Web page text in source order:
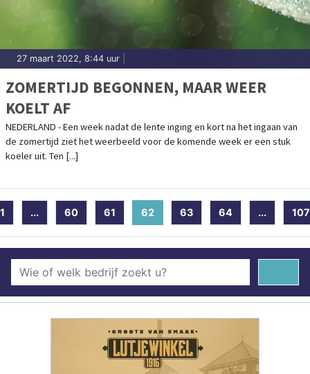
27 maart 2022, 8:44 uur
ZOMERTIJD BEGONNEN, MAAR WEER
KOELT AF
NEDERLAND - Een week nadat de lente inging en kort na het ingaan van
de zomertijd ziet het weerbeeld voor de komende week er een stuk
koeler uit. Ten [...]
1 ... 60 61 62 (current)
63 64 ... 107